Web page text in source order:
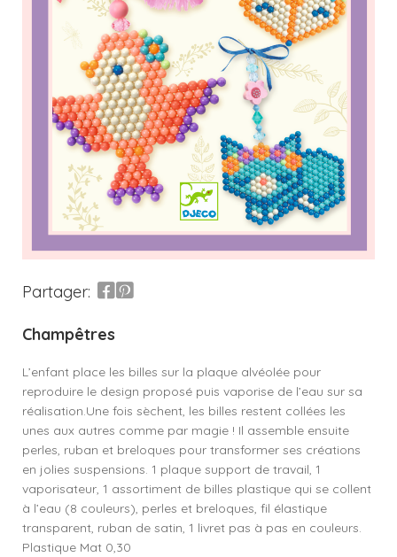
Partager:
Champêtres
L’enfant place les billes sur la plaque alvéolée pour
reproduire le design proposé puis vaporise de l’eau sur sa
réalisation.Une fois sèchent, les billes restent collées les
unes aux autres comme par magie ! Il assemble ensuite
perles, ruban et breloques pour transformer ses créations
en jolies suspensions. 1 plaque support de travail, 1
vaporisateur, 1 assortiment de billes plastique qui se collent
à l’eau (8 couleurs), perles et breloques, fil élastique
transparent, ruban de satin, 1 livret pas à pas en couleurs.
Plastique Mat 0,30